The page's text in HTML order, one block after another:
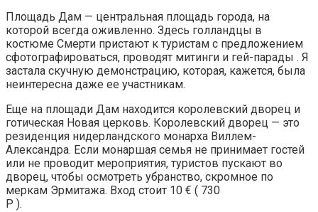
Площадь Дам — центральная площадь города, на
которой всегда оживленно. Здесь голландцы в
костюме Смерти пристают к туристам с предложением
сфотографироваться, проводят митинги и гей-парады . Я
застала скучную демонстрацию, которая, кажется, была
неинтересна даже ее участникам.
Еще на площади Дам находится королевский дворец и
готическая Новая церковь. Королевский дворец — это
резиденция нидерландского монарха Виллем-
Александра. Если монаршая семья не принимает гостей
или не проводит мероприятия, туристов пускают во
дворец, чтобы осмотреть убранство, скромное по
меркам Эрмитажа. Вход стоит 10 € ( 730
Р ).